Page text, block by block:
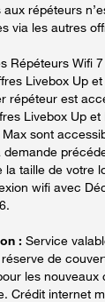
aux répéteurs
via les autres
Répéteurs Wifi
Livebox Up
répéteur est
Livebox Up
sont
la taille de votre
wifi avec
: Service
de
les nouveaux
Crédit internet